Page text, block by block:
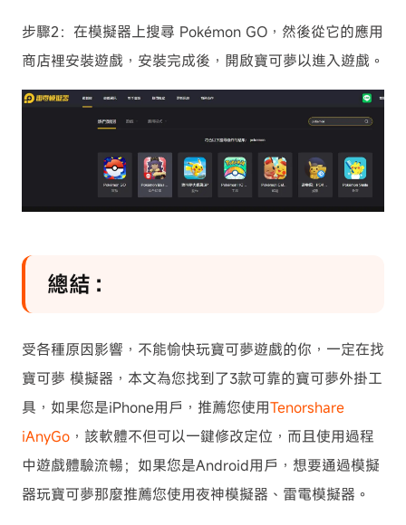
步驟2：在模擬器上搜尋 Pokémon GO，然後從它的應用
商店裡安裝遊戲，安裝完成後，開啟寶可夢以進入遊戲。
總結：
受各種原因影響，不能愉快玩寶可夢遊戲的你，一定在找
寶可夢 模擬器，本文為您找到了3款可靠的寶可夢外掛工
具，如果您是iPhone用戶，推薦您使用Tenorshare
iAnyGo ，該軟體不但可以一鍵修改定位，而且使用過程
中遊戲體驗流暢；如果您是Android用戶，想要通過模擬
器玩寶可夢那麼推薦您使用夜神模擬器、雷電模擬器。